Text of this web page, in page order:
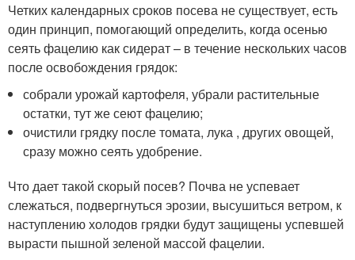
Четких календарных сроков посева не существует, есть
один принцип, помогающий определить, когда осенью
сеять фацелию как сидерат – в течение нескольких часов
после освобождения грядок:
собрали урожай картофеля, убрали растительные
остатки, тут же сеют фацелию;
очистили грядку после томата, лука , других овощей,
сразу можно сеять удобрение.
Что дает такой скорый посев? Почва не успевает
слежаться, подвергнуться эрозии, высушиться ветром, к
наступлению холодов грядки будут защищены успевшей
вырасти пышной зеленой массой фацелии.